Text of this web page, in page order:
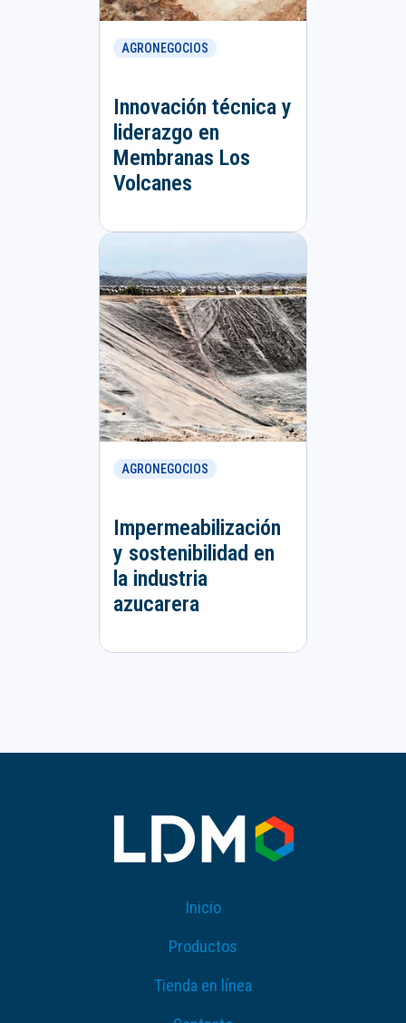
AGRONEGOCIOS
Innovación técnica y
liderazgo en
Membranas Los
Volcanes
AGRONEGOCIOS
Impermeabilización
y sostenibilidad en
la industria
azucarera
Inicio
Productos
Tienda en línea